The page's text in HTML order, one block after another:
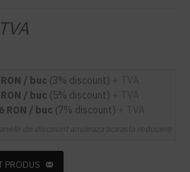
/ buc (3% discount)
/ buc (5% discount)
RON / buc (7% discount)
PRODUS